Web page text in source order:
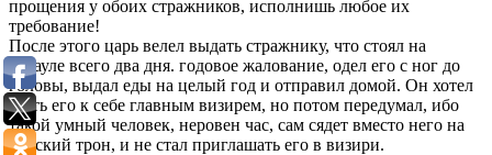
прощения у обоих стражников, исполнишь любое их
требование!
После этого царь велел выдать стражнику, что стоял на
карауле всего два дня. годовое жалование, одел его с ног до
головы, выдал еды на целый год и отправил домой. Он хотел
взять его к себе главным визирем, но потом передумал, ибо
такой умный человек, неровен час, сам сядет вместо него на
царский трон, и не стал приглашать его в визири.